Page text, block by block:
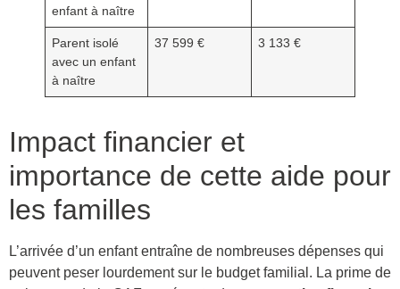
enfant à naître
Parent isolé
avec un enfant
à naître
37 599 € 3 133 €
Impact financier et
importance de cette aide pour
les familles
L’arrivée d’un enfant entraîne de nombreuses dépenses qui
peuvent peser lourdement sur le budget familial. La prime de